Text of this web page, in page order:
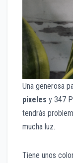
Una generosa
pixeles y 347
tendrás
mucha luz.
Tiene unos